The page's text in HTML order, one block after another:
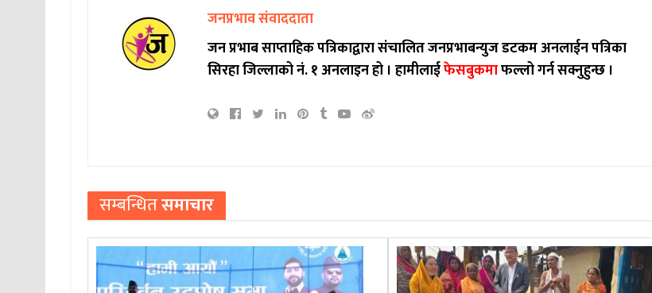
जनप्रभाव संवाददाता
जन प्रभाब साप्ताहिक पत्रिकाद्वारा संचालित जनप्रभाबन्युज डटकम अनलाईन पत्रिका
सिरहा जिल्लाको नं. १ अनलाइन हो ।हामीलाईफेसबुकमाफल्लो गर्न सक्नुहुन्छ ।
सम्बन्धितसमाचार